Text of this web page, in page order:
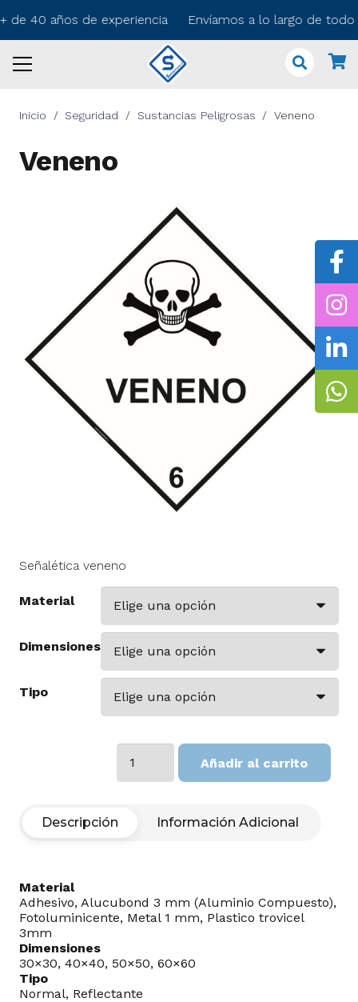
de 40 años de experiencia Envíamos a lo largo de
Inicio / Seguridad / Sustancias Peligrosas / Veneno
Veneno
Señalética veneno
Material
Dimensiones
Tipo
cantidad
Añadir al carrito
Descripción Información Adicional
Material
Adhesivo, Alucubond 3 mm (Aluminio Compuesto),
Fotoluminicente, Metal 1 mm, Plastico trovicel
3mm
Dimensiones
30×30, 40×40, 50×50, 60×60
Tipo
Normal, Reflectante